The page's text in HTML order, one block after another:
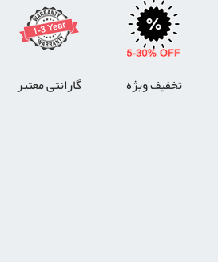
تخفیف ویژه گارانتی معتبر